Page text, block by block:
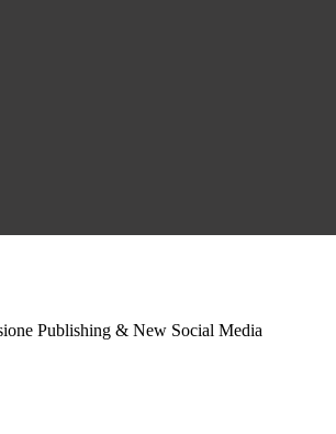
Publishing & New Social Media